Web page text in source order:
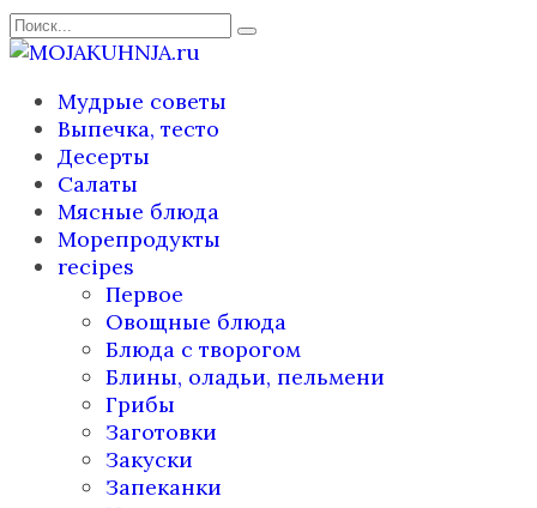
Перейти
к
Search
for:
Мудрые советы
Выпечка, тесто
Десерты
Салаты
Мясные блюда
Морепродукты
recipes
Первое
Овощные блюда
Блюда с творогом
Блины, оладьи, пельмени
Грибы
Заготовки
Закуски
Запеканки